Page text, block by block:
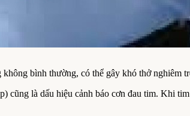
bình thường, có thể gây khó thở nghiêm
cũng là dấu hiệu cảnh báo cơn đau tim. Khi